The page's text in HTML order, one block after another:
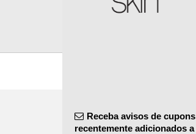
Receba avisos de cupons
recentemente adicionados a